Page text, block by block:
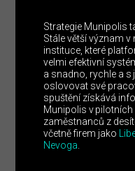
Strategie Munipolis
Stále větší význam
instituce, které
velmi efektivní
a snadno, rychle a
oslovovat své
spuštění získává
Munipolis v
zaměstnanců z
včetně firem jako
Nevoga